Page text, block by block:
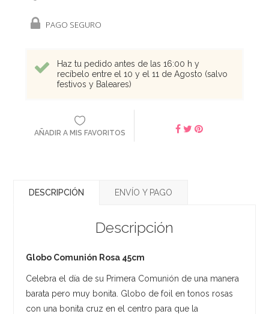
PAGO SEGURO
Haz tu pedido antes de las 16:00 h y
recíbelo entre el 10 y el 11 de Agosto (salvo
festivos y Baleares)
AÑADIR A MIS FAVORITOS
DESCRIPCIÓN ENVÍO Y PAGO
Descripción
Globo Comunión Rosa 45cm
Celebra el día de su Primera Comunión de una manera
barata pero muy bonita. Globo de foil en tonos rosas
con una bonita cruz en el centro para que la